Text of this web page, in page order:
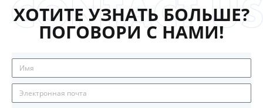
ХОТИТЕ УЗНАТЬ БОЛЬШЕ?
ПОГОВОРИ С НАМИ!